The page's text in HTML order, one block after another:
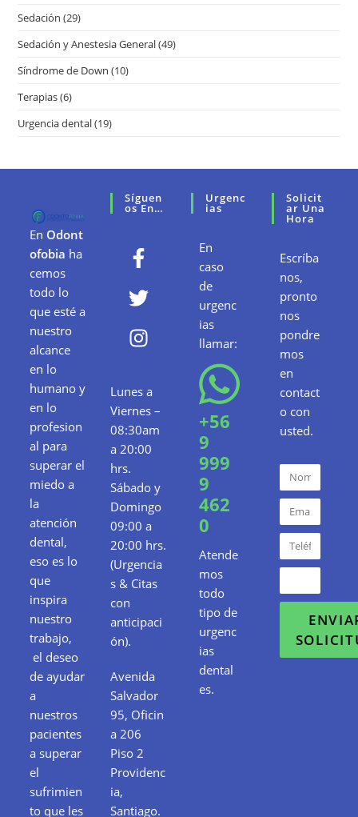
Sedación (29)
Sedación y Anestesia General(49)
Síndrome de Down (10)
Terapias(6)
Urgencia dental(19)
En Odont
ofobia ha
cemos
todo lo
que esté a
nuestro
alcance
en lo
humano y
en lo
profesion
al para
superar el
miedo a
la
atención
dental,
eso es lo
que
inspira
nuestro
trabajo,
el deseo
de ayudar
a
nuestros
pacientes
a superar
el
sufrimien
to que les
Síguen
Os En…
Lunes a
Viernes –
08:30am
a 20:00
hrs.
Sábado y
Domingo
09:00 a
20:00 hrs.
(Urgencia
s & Citas
con
anticipaci
ón).
Avenida
Salvador
95, Oficin
a 206
Piso 2
Providenc
ia,
Santiago.
Urgenc
Ias
En
caso
de
urgenc
ias
llamar:
+56
9
999
9
462
0
Atende
mos
todo
tipo de
urgenc
ias
dental
es.
Solicit
Ar Una
Hora
Escríba
nos,
pronto
nos
pondre
mos
en
contact
o con
usted.